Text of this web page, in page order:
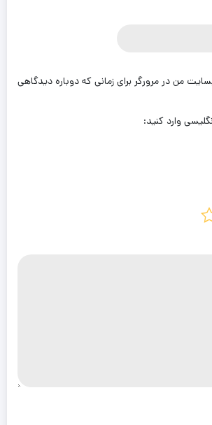
من در مرورگر برای زمانی که دوباره دیدگاهی
وارد کنید: